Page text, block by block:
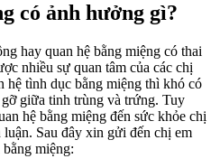
có ảnh hưởng gì?
hay quan hệ bằng miệng có thai
nhiều sự quan tâm của các chị
hệ tình dục bằng miệng thì khó có
giữa tinh trùng và trứng. Tuy
hệ bằng miệng đến sức khỏe chị
Sau đây xin gửi đến chị em
miệng: